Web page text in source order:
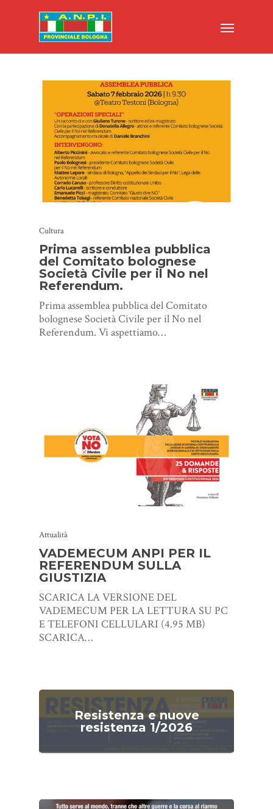
Cultura
Prima assemblea pubblica
del Comitato bolognese
Società Civile per il No nel
Referendum.
Prima assemblea pubblica del Comitato
bolognese Società Civile per il No nel
Referendum. Vi aspettiamo…
Attualità
VADEMECUM ANPI PER IL
REFERENDUM SULLA
GIUSTIZIA
SCARICA LA VERSIONE DEL
VADEMECUM PER LA LETTURA SU PC
E TELEFONI CELLULARI (4.95 MB)
SCARICA…
Resistenza e nuove
resistenza 1/2026